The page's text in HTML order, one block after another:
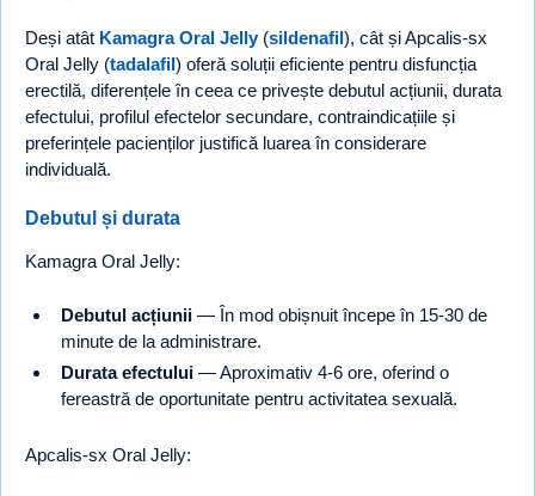
Deși atât Kamagra Oral Jelly(sildenafil), cât și Apcalis-sx
Oral Jelly (tadalafil) oferă soluții eficiente pentru disfuncția
erectilă, diferențele în ceea ce privește debutul acțiunii, durata
efectului, profilul efectelor secundare, contraindicațiile și
preferințele pacienților justifică luarea în considerare
individuală.
Debutul și durata
Kamagra Oral Jelly:
Debutul acțiunii — În mod obișnuit începe în 15-30 de
minute de la administrare.
Durata efectului — Aproximativ 4-6 ore, oferind o
fereastră de oportunitate pentru activitatea sexuală.
Apcalis-sx Oral Jelly: